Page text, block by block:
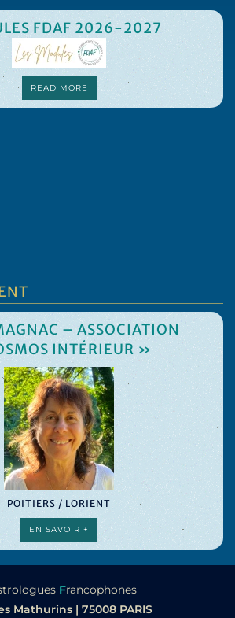
FDAF 2026-2027
READ MORE
– ASSOCIATION
INTÉRIEUR »
POITIERS / LORIENT
EN SAVOIR +
Francophones
Mathurins | 75008 PARIS